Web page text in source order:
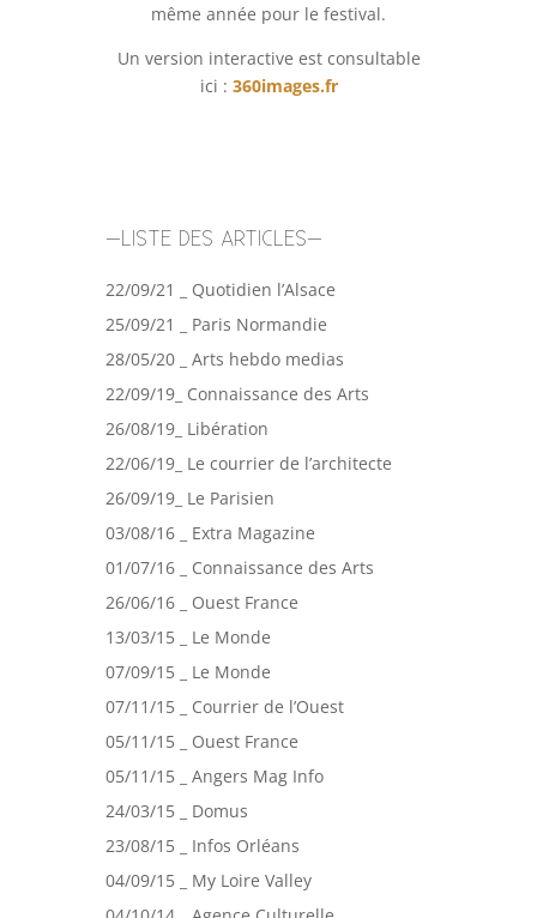
même année pour le festival.
Un version interactive est consultable
ici : 360images.fr
–LISTE DES ARTICLES–
22/09/21 _ Quotidien l’Alsace
25/09/21 _ Paris Normandie
28/05/20 _ Arts hebdo medias
22/09/19_ Connaissance des Arts
26/08/19_ Libération
22/06/19_ Le courrier de l’architecte
26/09/19_ Le Parisien
03/08/16 _ Extra Magazine
01/07/16 _ Connaissance des Arts
26/06/16 _ Ouest France
13/03/15 _ Le Monde
07/09/15 _ Le Monde
07/11/15 _ Courrier de l’Ouest
05/11/15 _ Ouest France
05/11/15 _ Angers Mag Info
24/03/15 _ Domus
23/08/15 _ Infos Orléans
04/09/15 _ My Loire Valley